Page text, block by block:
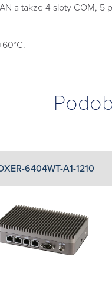
a także 4 sloty COM, 5
6404WT-A1-1210